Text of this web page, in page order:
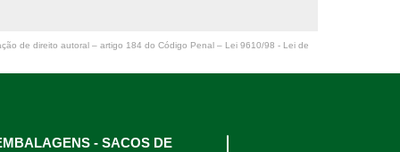
de direito autoral – artigo 184 do Código Penal – Lei 9610/98 - Lei de
- SACOS DE